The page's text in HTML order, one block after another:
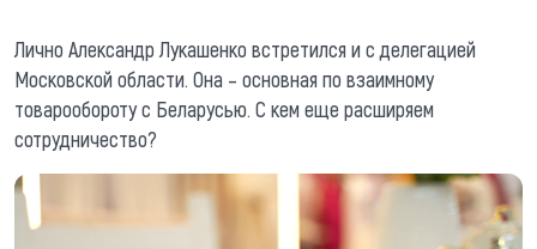
Лично Александр Лукашенко встретился и с делегацией
Московской области. Она – основная по взаимному
товарообороту с Беларусью. С кем еще расширяем
сотрудничество?